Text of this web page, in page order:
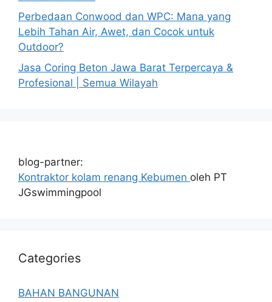
Perbedaan Conwood dan WPC: Mana yang
Lebih Tahan Air, Awet, dan Cocok untuk
Outdoor?
Jasa Coring Beton Jawa Barat Terpercaya &
Profesional | Semua Wilayah
blog-partner:
Kontraktor kolam renang Kebumen oleh PT
JGswimmingpool
Categories
BAHAN BANGUNAN